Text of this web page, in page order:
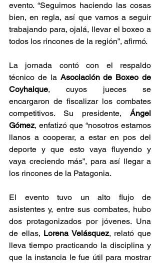
evento. “Seguimos haciendo las cosas
bien, en regla, así que vamos a seguir
trabajando para, ojalá, llevar el boxeo a
todos los rincones de la región”, afirmó.
La jornada contó con el respaldo
técnico de la Asociación de Boxeo de
Coyhaique, cuyos jueces se
encargaron de fiscalizar los combates
competitivos. Su presidente, Ángel
Gómez, enfatizó que “nosotros estamos
llanos a cooperar, a estar en pos del
deporte y que esto vaya fluyendo y
vaya creciendo más”, para así llegar a
los rincones de la Patagonia.
El evento tuvo un alto flujo de
asistentes y, entre sus combates, hubo
dos protagonizados por jóvenes. Una
de ellas, Lorena Velásquez, relató que
lleva tiempo practicando la disciplina y
que la instancia le fue útil para mostrar